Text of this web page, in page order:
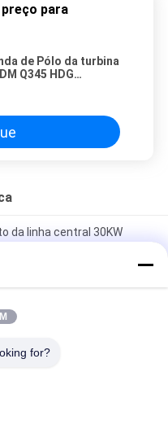
para
de Pólo da turbina
Q345 HDG
da linha central 30KW
energias eólicas da
50KW revestido
aço 20m Q235 HDG de
for?